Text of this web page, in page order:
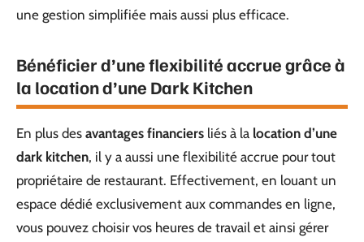
une gestion simplifiée mais aussi plus efficace.
Bénéficier d’une flexibilité accrue grâce à
la location d’une Dark Kitchen
En plus des avantages financiers liés à la location d’une
dark kitchen, il y a aussi une flexibilité accrue pour tout
propriétaire de restaurant. Effectivement, en louant un
espace dédié exclusivement aux commandes en ligne,
vous pouvez choisir vos heures de travail et ainsi gérer